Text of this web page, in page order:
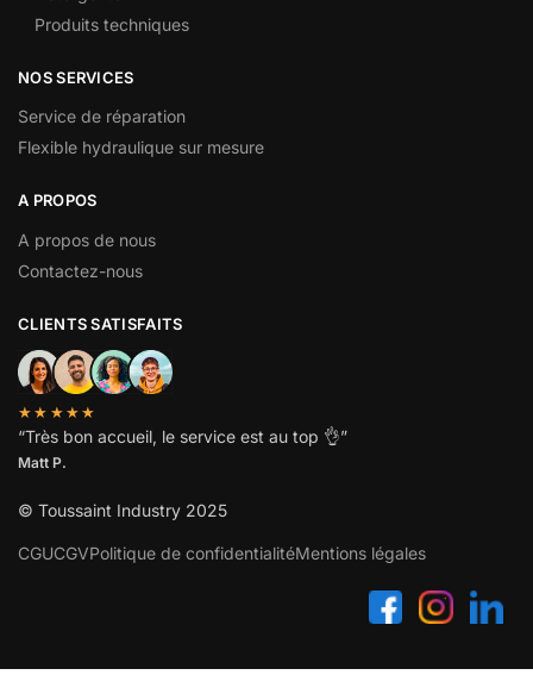
Produits techniques
NOS SERVICES
Service de réparation
Flexible hydraulique sur mesure
A PROPOS
A propos de nous
Contactez-nous
CLIENTS SATISFAITS
★★★★★
“Très bon accueil, le service est au top 👌”
Matt P.
© Toussaint Industry 2025
CGUCGVPolitique de confidentialitéMentions légales